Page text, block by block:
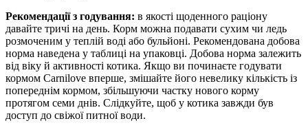
Рекомендації з годування: в якості щоденного раціону
давайте тричі на день. Корм можна подавати сухим чи ледь
розмоченим у теплій воді або бульйоні. Рекомендована добова
норма наведена у таблиці на упаковці. Добова норма залежить
від віку й активності котика. Якщо ви починаєте годувати
кормом Carnilove вперше, змішайте його невелику кількість із
попереднім кормом, збільшуючи частку нового корму
протягом семи днів. Слідкуйте, щоб у котика завжди був
доступ до свіжої питної води.